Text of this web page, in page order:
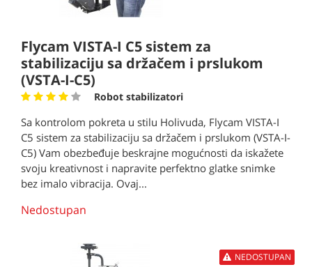
Flycam VISTA-I C5 sistem za
stabilizaciju sa držačem i prslukom
(VSTA-I-C5)
Robot stabilizatori
Sa kontrolom pokreta u stilu Holivuda, Flycam VISTA-I
C5 sistem za stabilizaciju sa držačem i prslukom (VSTA-I-
C5) Vam obezbeđuje beskrajne mogućnosti da iskažete
svoju kreativnost i napravite perfektno glatke snimke
bez imalo vibracija. Ovaj...
Nedostupan
NEDOSTUPAN